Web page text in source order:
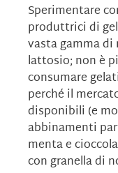
Sperimentare
produttrici di
vasta gamma di
lattosio; non è
consumare
perché il
disponibili (e
abbinamenti
menta e
con granella di